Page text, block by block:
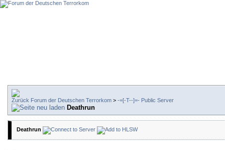
Forum der Deutschen Terrorkom > -=[-T--]=- Public Server
Deathrun
Deathrun